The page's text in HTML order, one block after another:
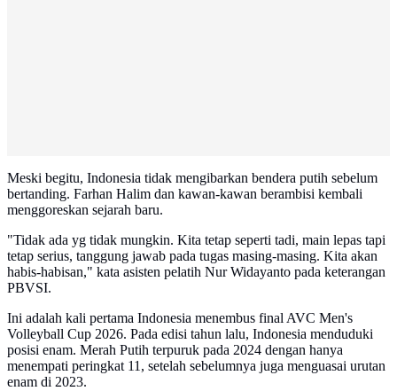
Meski begitu, Indonesia tidak mengibarkan bendera putih sebelum
bertanding. Farhan Halim dan kawan-kawan berambisi kembali
menggoreskan sejarah baru.
"Tidak ada yg tidak mungkin. Kita tetap seperti tadi, main lepas tapi
tetap serius, tanggung jawab pada tugas masing-masing. Kita akan
habis-habisan," kata asisten pelatih Nur Widayanto pada keterangan
PBVSI.
Ini adalah kali pertama Indonesia menembus final AVC Men's
Volleyball Cup 2026. Pada edisi tahun lalu, Indonesia menduduki
posisi enam. Merah Putih terpuruk pada 2024 dengan hanya
menempati peringkat 11, setelah sebelumnya juga menguasai urutan
enam di 2023.